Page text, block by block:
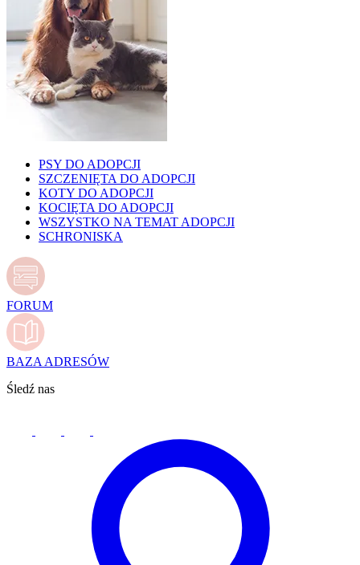
PSY DO ADOPCJI
SZCZENIĘTA DO ADOPCJI
KOTY DO ADOPCJI
KOCIĘTA DO ADOPCJI
WSZYSTKO NA TEMAT ADOPCJI
SCHRONISKA
FORUM
BAZA ADRESÓW
Śledź nas